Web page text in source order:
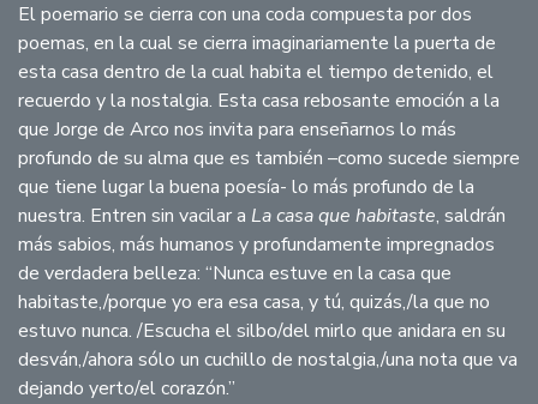
El poemario se cierra con una coda compuesta por dos
poemas, en la cual se cierra imaginariamente la puerta de
esta casa dentro de la cual habita el tiempo detenido, el
recuerdo y la nostalgia. Esta casa rebosante emoción a la
que Jorge de Arco nos invita para enseñarnos lo más
profundo de su alma que es también –como sucede siempre
que tiene lugar la buena poesía- lo más profundo de la
nuestra. Entren sin vacilar a La casa que habitaste, saldrán
más sabios, más humanos y profundamente impregnados
de verdadera belleza: “Nunca estuve en la casa que
habitaste,/porque yo era esa casa, y tú, quizás,/la que no
estuvo nunca. /Escucha el silbo/del mirlo que anidara en su
desván,/ahora sólo un cuchillo de nostalgia,/una nota que va
dejando yerto/el corazón.”